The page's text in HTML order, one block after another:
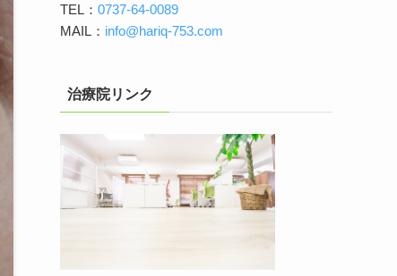
TEL： 0737-64-0089
MAIL： info@hariq-753.com
治療院リンク